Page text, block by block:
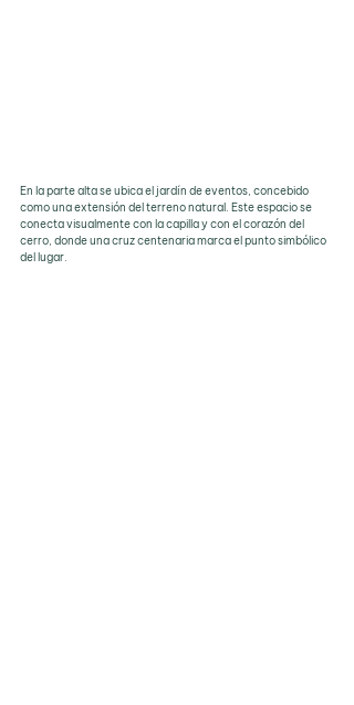
En la parte alta se ubica el jardín de eventos, concebido
como una extensión del terreno natural. Este espacio se
conecta visualmente con la capilla y con el corazón del
cerro, donde una cruz centenaria marca el punto simbólico
del lugar.